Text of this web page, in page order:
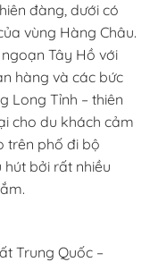
đàng, dưới có
vùng Hàng Châu.
Tây Hồ với
hàng và các bức
Long Tỉnh – thiên
cho du khách cảm
trên phố đi bộ
bởi rất nhiều
Trung Quốc –